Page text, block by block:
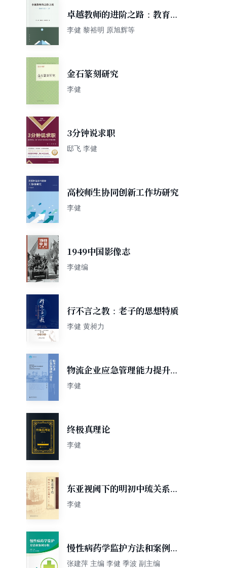
卓越教师的进阶之路：教育专
长十二讲
李健 黎裕明 原旭辉等
金石篆刻研究
李健
3分钟说求职
邸飞 李健
高校师生协同创新工作坊研究
李健
1949中国影像志
李健编
行不言之教：老子的思想特质
李健 黄昶力
物流企业应急管理能力提升：
基于突发公共卫生事件应对视
李健
终极真理论
李健
东亚视阈下的明初中琉关系研
究：1368-1435
李健
慢性病药学监护方法和案例分
析
张建萍 主编 李健 季波 副主编